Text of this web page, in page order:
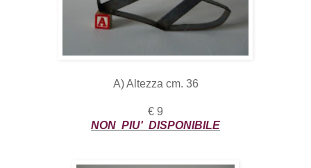
A) Altezza cm. 36
€ 9
NON PIU' DISPONIBILE